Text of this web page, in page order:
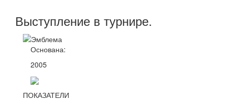
Выступление в турнире.
Основана:
2005
ПОКАЗАТЕЛИ